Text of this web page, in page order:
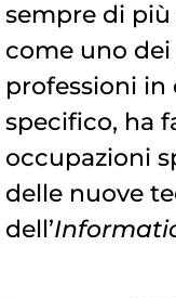
sempre di più
come uno
professioni in
specifico, ha
occupazioni
delle nuove
dell’